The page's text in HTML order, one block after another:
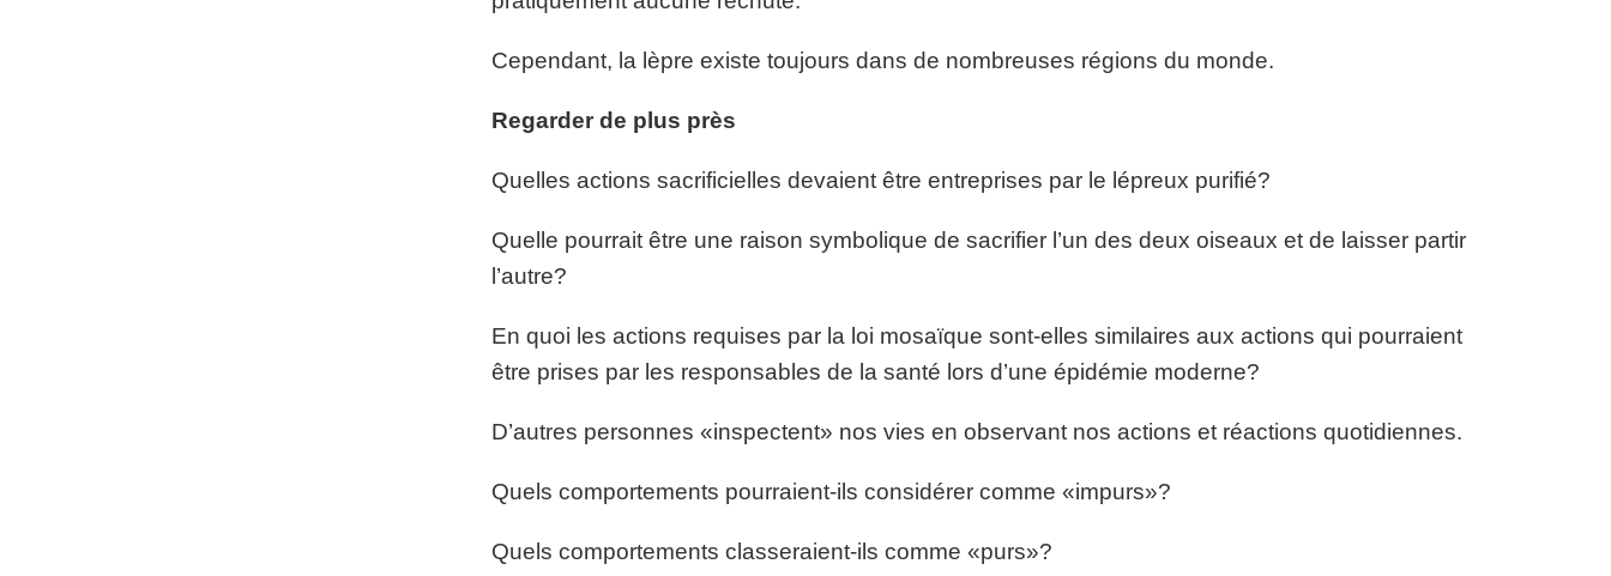
Cependant, la lèpre existe toujours dans de nombreuses régions du monde.
Regarder de plus près
Quelles actions sacrificielles devaient être entreprises par le lépreux purifié?
Quelle pourrait être une raison symbolique de sacrifier l’un des deux oiseaux et de laisser partir
l’autre?
En quoi les actions requises par la loi mosaïque sont-elles similaires aux actions qui pourraient
être prises par les responsables de la santé lors d’une épidémie moderne?
D’autres personnes «inspectent» nos vies en observant nos actions et réactions quotidiennes.
Quels comportements pourraient-ils considérer comme «impurs»?
Quels comportements classeraient-ils comme «purs»?